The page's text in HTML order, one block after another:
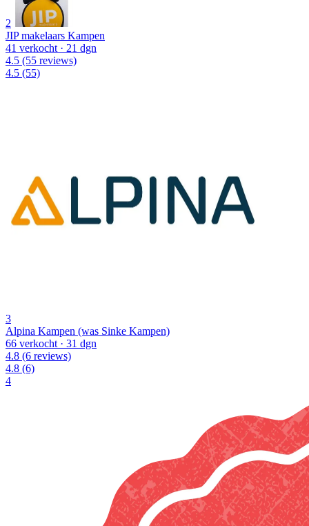
2
JIP makelaars Kampen
41 verkocht · 21 dgn
4.5 (55 reviews)
4.5 (55)
3
Alpina Kampen (was Sinke Kampen)
66 verkocht· 31 dgn
4.8 (6 reviews)
4.8 (6)
4